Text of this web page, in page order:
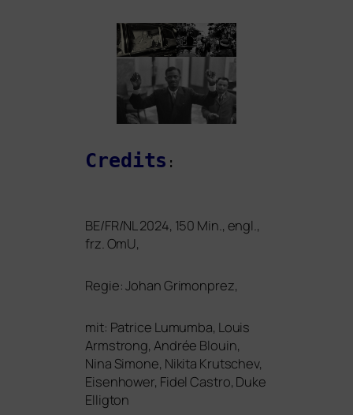
Credits :
BE/FR/NL2024, 150 Min., engl.,
frz. OmU,
Regie: Johan Grimonprez,
mit: Patrice Lumumba, Louis
Armstrong, Andrée Blouin,
Nina Simone, Nikita Krutschev,
Eisenhower, Fidel Castro, Duke
Elligton